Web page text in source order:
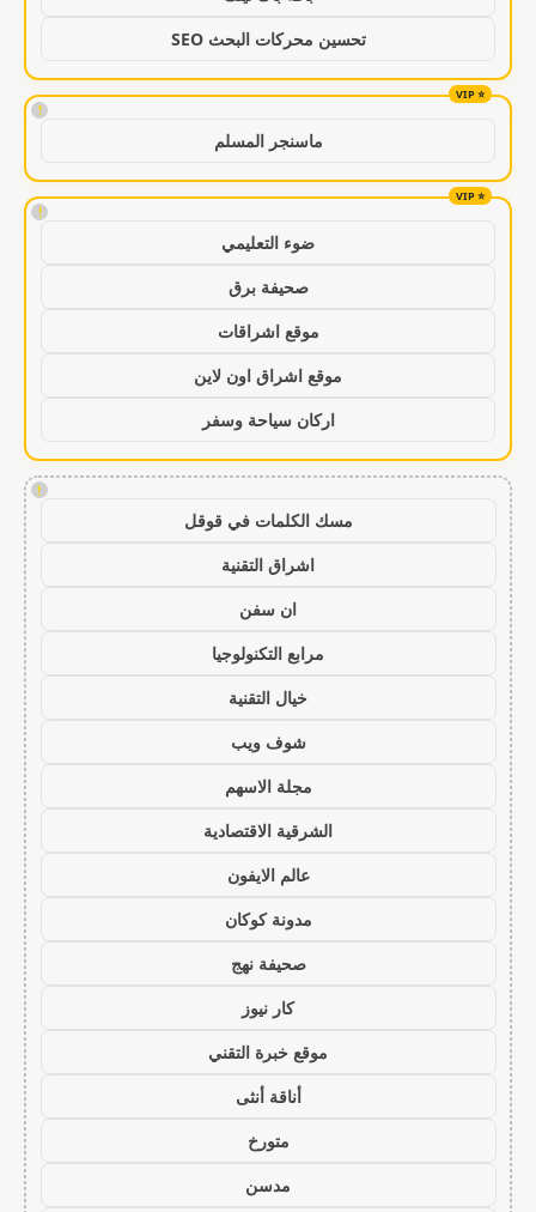
تحسين محركات البحث SEO
!
ماسنجر المسلم
!
ضوء التعليمي
صحيفة برق
موقع اشراقات
موقع اشراق اون لاين
اركان سياحة وسفر
!
مسك الكلمات في قوقل
اشراق التقنية
ان سفن
مرابع التكنولوجيا
خيال التقنية
شوف ويب
مجلة الاسهم
الشرقية الاقتصادية
عالم الايفون
مدونة كوكان
صحيفة نهج
كار نيوز
موقع خبرة التقني
أناقة أنثى
متورخ
مدسن